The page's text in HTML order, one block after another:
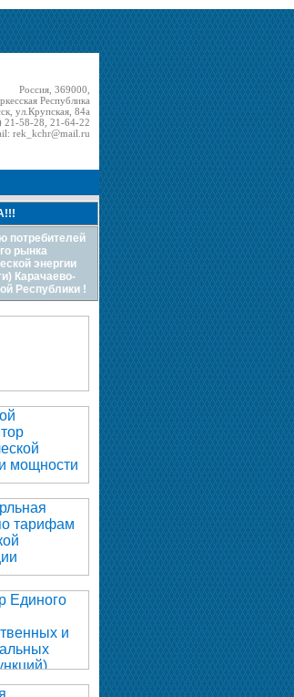
Россия, 369000,
Республика
ул.Крупская, 84а
21-58-28, 21-64-22
rek_kchr@mail.ru
потребителей
рынка
энергии
Карачаево-
Республики !